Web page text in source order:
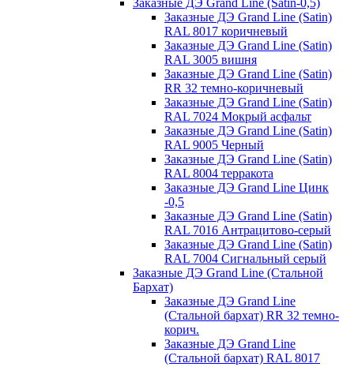
Заказные ДЭ Grand Line (Satin)
RAL 8017 коричневый
Заказные ДЭ Grand Line (Satin)
RAL 3005 вишня
Заказные ДЭ Grand Line (Satin)
RR 32 темно-коричневый
Заказные ДЭ Grand Line (Satin)
RAL 7024 Мокрый асфальт
Заказные ДЭ Grand Line (Satin)
RAL 9005 Черный
Заказные ДЭ Grand Line (Satin)
RAL 8004 терракота
Заказные ДЭ Grand Line Цинк
-0,5
Заказные ДЭ Grand Line (Satin)
RAL 7016 Антрацитово-серый
Заказные ДЭ Grand Line (Satin)
RAL 7004 Сигнальный серый
Заказные ДЭ Grand Line (Стальной
Бархат)
Заказные ДЭ Grand Line
(Стальной бархат) RR 32 темно-
корич.
Заказные ДЭ Grand Line
(Стальной бархат) RAL 8017